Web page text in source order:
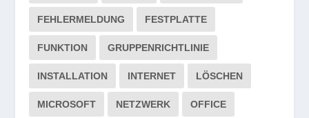
FEHLERMELDUNG FESTPLATTE
FUNKTION GRUPPENRICHTLINIE
INSTALLATION INTERNET LÖSCHEN
MICROSOFT NETZWERK OFFICE